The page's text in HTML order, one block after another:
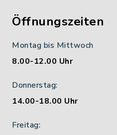
Öffnungszeiten
Montag bis Mittwoch
8.00-12.00 Uhr
Donnerstag:
14.00-18.00 Uhr
Freitag: